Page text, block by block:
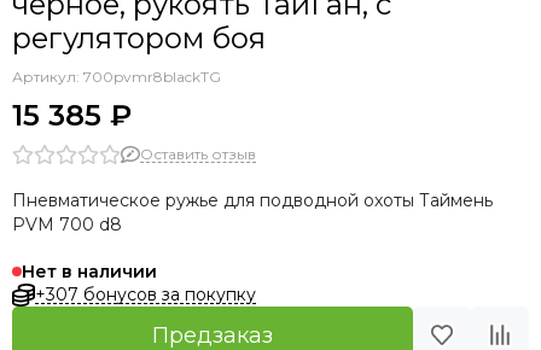
Sarbags
KF
регулятором боя
Артикул: 700pvmr8blackTG
15 385 ₽
Оставить отзыв
Пневматическое ружье для подводной охоты Таймень
PVM 700 d8
Нет в наличии
+307 бонусов за покупку
Предзаказ